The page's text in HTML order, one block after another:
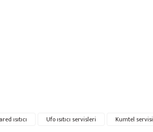
ısıtıcı Ufo ısıtıcı servisleri
Kumtel servisi